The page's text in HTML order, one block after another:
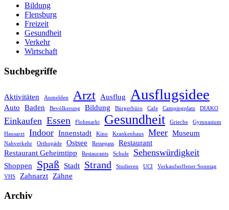
Bildung
Flensburg
Freizeit
Gesundheit
Verkehr
Wirtschaft
Suchbegriffe
Aktivitäten Anmelden Arzt Ausflug Ausflugsidee
Auto Baden Bevölkerung Bildung Bürgerbüro Cafe Campingplatz DIAKO
Einkaufen Essen Flohmarkt Gesundheit Grieche Gymnasium
Hausarzt Indoor Innenstadt Kino Krankenhaus Meer Museum
Nahverkehr Orthopäde Ostsee Reisepass
Restaurant
Restaurant Geheimtipp
Restaurants Schule Sehenswürdigkeit
Shoppen Spaß Stadt Strand Studieren UCI
Verkaufsoffener Sonntag
VHS
Zahnarzt Zähne
Archiv